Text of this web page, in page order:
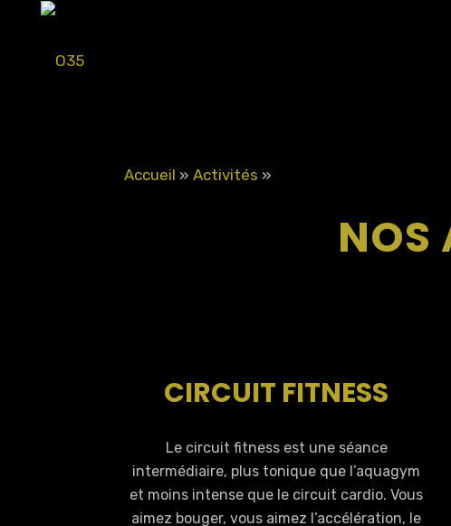
Accueil » Activités »
NOS
CIRCUIT FITNESS
Le circuit fitness est une séance
intermédiaire, plus tonique que l’aquagym
et moins intense que le circuit cardio. Vous
aimez bouger, vous aimez l’accélération, le